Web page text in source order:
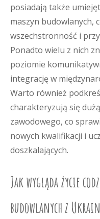
posiadają także
maszyn budowlanych,
wszechstronność i
Ponadto wielu z nich
poziomie
integrację w
Warto również
charakteryzują się
zawodowego, co
nowych kwalifikacji i
doszkalających.
Jak wygląda życie
budowlanych z